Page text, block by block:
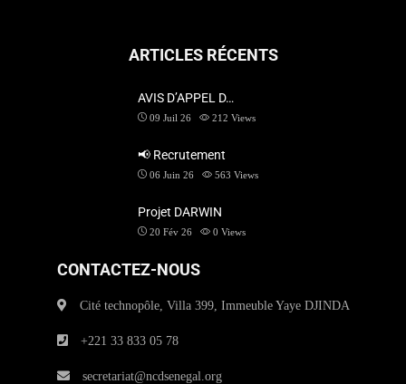
ARTICLES RÉCENTS
AVIS D’APPEL D…
09 Juil 26 212 Views
📢 Recrutement
06 Juin 26 563 Views
Projet DARWIN
20 Fév 26 0 Views
CONTACTEZ-NOUS
Cité technopôle, Villa 399, Immeuble Yaye DJINDA
+221 33 833 05 78
secretariat@ncdsenegal.org